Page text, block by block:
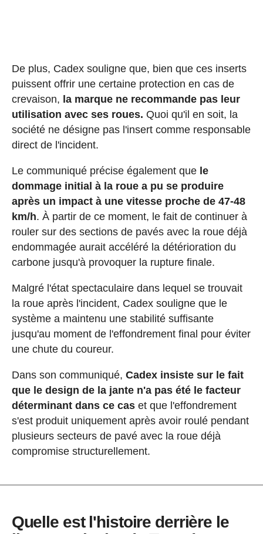
De plus, Cadex souligne que, bien que ces inserts
puissent offrir une certaine protection en cas de
crevaison, la marque ne recommande pas leur
utilisation avec ses roues. Quoi qu'il en soit, la
société ne désigne pas l'insert comme responsable
direct de l'incident.
Le communiqué précise également que le
dommage initial à la roue a pu se produire
après un impact à une vitesse proche de 47-48
km/h. À partir de ce moment, le fait de continuer à
rouler sur des sections de pavés avec la roue déjà
endommagée aurait accéléré la détérioration du
carbone jusqu'à provoquer la rupture finale.
Malgré l'état spectaculaire dans lequel se trouvait
la roue après l'incident, Cadex souligne que le
système a maintenu une stabilité suffisante
jusqu'au moment de l'effondrement final pour éviter
une chute du coureur.
Dans son communiqué, Cadex insiste sur le fait
que le design de la jante n'a pas été le facteur
déterminant dans ce caset que l'effondrement
s'est produit uniquement après avoir roulé pendant
plusieurs secteurs de pavé avec la roue déjà
compromise structurellement.
Quelle est l'histoire derrière le